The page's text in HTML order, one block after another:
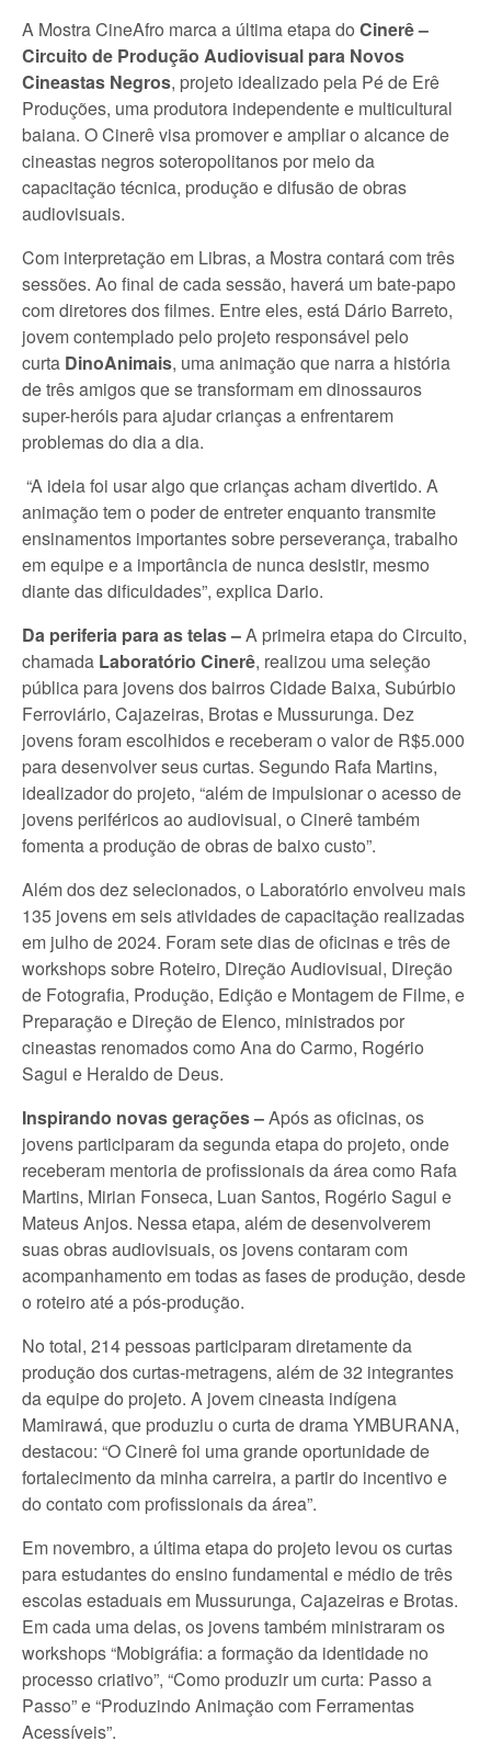
A Mostra CineAfro marca a última etapa do Cinerê –
Circuito de Produção Audiovisual para Novos
Cineastas Negros, projeto idealizado pela Pé de Erê
Produções, uma produtora independente e multicultural
baiana. O Cinerê visa promover e ampliar o alcance de
cineastas negros soteropolitanos por meio da
capacitação técnica, produção e difusão de obras
audiovisuais.
Com interpretação em Libras, a Mostra contará com três
sessões. Ao final de cada sessão, haverá um bate-papo
com diretores dos filmes. Entre eles, está Dário Barreto,
jovem contemplado pelo projeto responsável pelo
curta DinoAnimais, uma animação que narra a história
de três amigos que se transformam em dinossauros
super-heróis para ajudar crianças a enfrentarem
problemas do dia a dia.
“A ideia foi usar algo que crianças acham divertido. A
animação tem o poder de entreter enquanto transmite
ensinamentos importantes sobre perseverança, trabalho
em equipe e a importância de nunca desistir, mesmo
diante das dificuldades”, explica Dario.
Da periferia para as telas –A primeira etapa do Circuito,
chamada Laboratório Cinerê, realizou uma seleção
pública para jovens dos bairros Cidade Baixa, Subúrbio
Ferroviário, Cajazeiras, Brotas e Mussurunga. Dez
jovens foram escolhidos e receberam o valor de R$5.000
para desenvolver seus curtas. Segundo Rafa Martins,
idealizador do projeto, “além de impulsionar o acesso de
jovens periféricos ao audiovisual, o Cinerê também
fomenta a produção de obras de baixo custo”.
Além dos dez selecionados, o Laboratório envolveu mais
135 jovens em seis atividades de capacitação realizadas
em julho de 2024. Foram sete dias de oficinas e três de
workshops sobre Roteiro, Direção Audiovisual, Direção
de Fotografia, Produção, Edição e Montagem de Filme, e
Preparação e Direção de Elenco, ministrados por
cineastas renomados como Ana do Carmo, Rogério
Sagui e Heraldo de Deus.
Inspirando novas gerações –Após as oficinas, os
jovens participaram da segunda etapa do projeto, onde
receberam mentoria de profissionais da área como Rafa
Martins, Mirian Fonseca, Luan Santos, Rogério Sagui e
Mateus Anjos. Nessa etapa, além de desenvolverem
suas obras audiovisuais, os jovens contaram com
acompanhamento em todas as fases de produção, desde
o roteiro até a pós-produção.
No total, 214 pessoas participaram diretamente da
produção dos curtas-metragens, além de 32 integrantes
da equipe do projeto. A jovem cineasta indígena
Mamirawá, que produziu o curta de drama YMBURANA,
destacou: “O Cinerê foi uma grande oportunidade de
fortalecimento da minha carreira, a partir do incentivo e
do contato com profissionais da área”.
Em novembro, a última etapa do projeto levou os curtas
para estudantes do ensino fundamental e médio de três
escolas estaduais em Mussurunga, Cajazeiras e Brotas.
Em cada uma delas, os jovens também ministraram os
workshops “Mobigráfia: a formação da identidade no
processo criativo”, “Como produzir um curta: Passo a
Passo” e “Produzindo Animação com Ferramentas
Acessíveis”.